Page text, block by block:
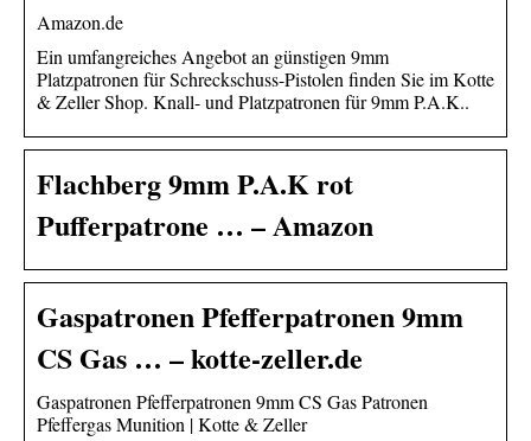
Amazon.de
Ein umfangreiches Angebot an günstigen 9mm
Platzpatronen für Schreckschuss-Pistolen finden Sie im Kotte
& Zeller Shop. Knall- und Platzpatronen für 9mm P.A.K..
Flachberg 9mm P.A.K rot
Pufferpatrone … – Amazon
Gaspatronen Pfefferpatronen 9mm
CS Gas … – kotte-zeller.de
Gaspatronen Pfefferpatronen 9mm CS Gas Patronen
Pfeffergas Munition | Kotte & Zeller